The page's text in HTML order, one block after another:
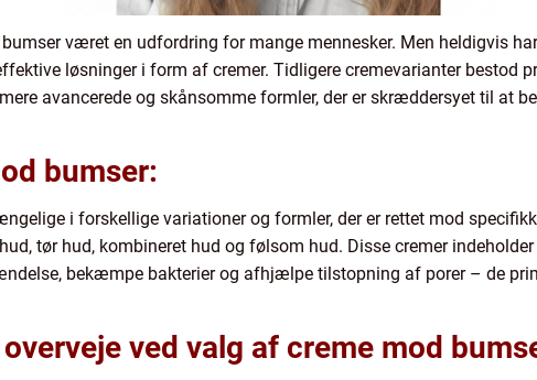
været en udfordring for mange mennesker. Men heldigvis
løsninger i form af cremer. Tidligere cremevarianter bestod
avancerede og skånsomme formler, der er skræddersyet til at
bumser:
i forskellige variationer og formler, der er rettet mod
tør hud, kombineret hud og følsom hud. Disse cremer
bekæmpe bakterier og afhjælpe tilstopning af porer – de
ved valg af creme mod